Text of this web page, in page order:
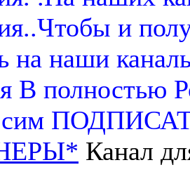
и
на наши
В полностью
Канал